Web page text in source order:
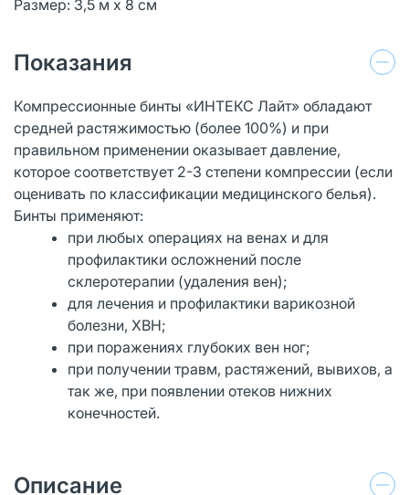
Размер: 3,5 м х 8 см
Показания
Компрессионные бинты «ИНТЕКС Лайт» обладают
средней растяжимостью (более 100%) и при
правильном применении оказывает давление,
которое соответствует 2-3 степени компрессии (если
оценивать по классификации медицинского белья).
Бинты применяют:
при любых операциях на венах и для
профилактики осложнений после
склеротерапии (удаления вен);
для лечения и профилактики варикозной
болезни, ХВН;
при поражениях глубоких вен ног;
при получении травм, растяжений, вывихов, а
так же, при появлении отеков нижних
конечностей.
Описание